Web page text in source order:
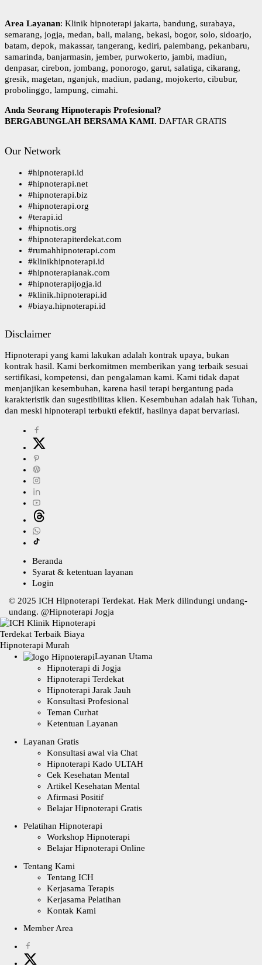
u
k
:
Area Layanan: Klinik hipnoterapi jakarta, bandung, surabaya,
semarang, jogja, medan, bali, malang, bekasi, bogor, solo, sidoarjo,
batam, depok, makassar, tangerang, kediri, palembang, pekanbaru,
samarinda, banjarmasin, jember, purwokerto, jambi, madiun,
denpasar, cirebon, jombang, ponorogo, garut, salatiga, cikarang,
gresik, magetan, nganjuk, madiun, padang, mojokerto, cibubur,
probolinggo, lampung, cimahi.
Anda Seorang Hipnoterapis Profesional?
BERGABUNGLAH BERSAMA KAMI. DAFTAR GRATIS
Our Network
#hipnoterapi.id
#hipnoterapi.net
#hipnoterapi.biz
#hipnoterapi.org
#terapi.id
#hipnotis.org
#hipnoterapiterdekat.com
#rumahhipnoterapi.com
#klinikhipnoterapi.id
#hipnoterapianak.com
#hipnoterapijogja.id
#klinik.hipnoterapi.id
#biaya.hipnoterapi.id
Disclaimer
Hipnoterapi yang kami lakukan adalah kontrak upaya, bukan
kontrak hasil. Kami berkomitmen memberikan yang terbaik sesuai
sertifikasi, kompetensi, dan pengalaman kami. Kami tidak dapat
menjanjikan kesembuhan, karena hasil terapi bergantung pada
karakteristik dan sugestibilitas klien. Kesembuhan adalah hak Tuhan,
dan meski hipnoterapi terbukti efektif, hasilnya dapat bervariasi.
Beranda
Syarat & ketentuan layanan
Login
© 2025 ICH Hipnoterapi Terdekat. Hak Merk dilindungi undang-
undang. @Hipnoterapi Jogja
Layanan Utama
Hipnoterapi di Jogja
Hipnoterapi Terdekat
Hipnoterapi Jarak Jauh
Konsultasi Profesional
Teman Curhat
Ketentuan Layanan
Layanan Gratis
Konsultasi awal via Chat
Hipnoterapi Kado ULTAH
Cek Kesehatan Mental
Artikel Kesehatan Mental
Afirmasi Positif
Belajar Hipnoterapi Gratis
Pelatihan Hipnoterapi
Workshop Hipnoterapi
Belajar Hipnoterapi Online
Tentang Kami
Tentang ICH
Kerjasama Terapis
Kerjasama Pelatihan
Kontak Kami
Member Area